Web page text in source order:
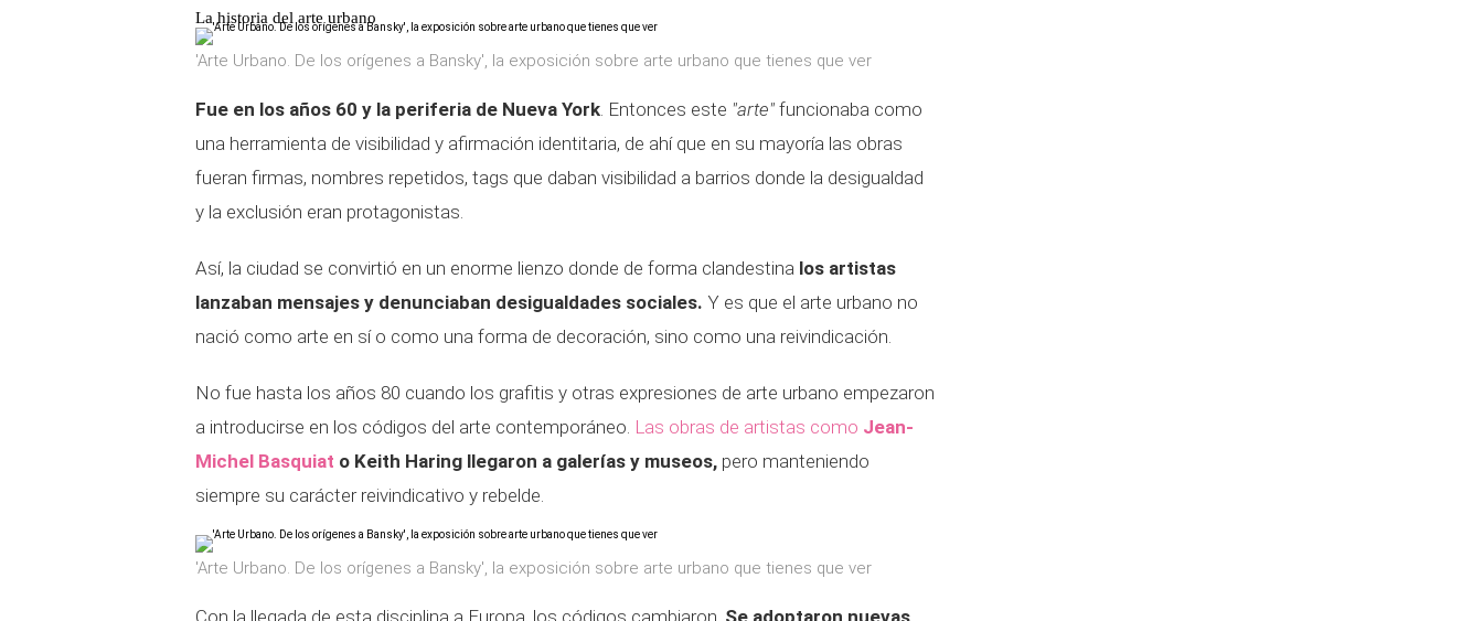
La historia del arte urbano
'Arte Urbano. De los orígenes a Bansky', la exposición sobre arte urbano que tienes que ver
Fue en los años 60 y la periferia de Nueva York. Entonces este "arte" funcionaba como
una herramienta de visibilidad y afirmación identitaria, de ahí que en su mayoría las obras
fueran firmas, nombres repetidos, tags que daban visibilidad a barrios donde la desigualdad
y la exclusión eran protagonistas.
Así, la ciudad se convirtió en un enorme lienzo donde de forma clandestina los artistas
lanzaban mensajes y denunciaban desigualdades sociales. Y es que el arte urbano no
nació como arte en sí o como una forma de decoración, sino como una reivindicación.
No fue hasta los años 80 cuando los grafitis y otras expresiones de arte urbano empezaron
a introducirse en los códigos del arte contemporáneo. Las obras de artistas como Jean-
Michel Basquiat o Keith Haring llegaron a galerías y museos, pero manteniendo
siempre su carácter reivindicativo y rebelde.
'Arte Urbano. De los orígenes a Bansky', la exposición sobre arte urbano que tienes que ver
Con la llegada de esta disciplina a Europa, los códigos cambiaron. Se adoptaron nuevas